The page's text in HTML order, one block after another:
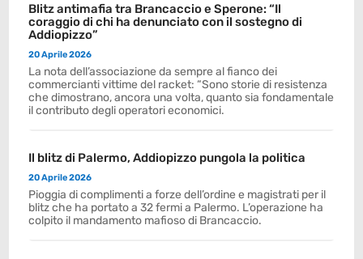
Blitz antimafia tra Brancaccio e Sperone: “Il
coraggio di chi ha denunciato con il sostegno di
Addiopizzo”
20 Aprile 2026
La nota dell’associazione da sempre al fianco dei
commercianti vittime del racket: “Sono storie di resistenza
che dimostrano, ancora una volta, quanto sia fondamentale
il contributo degli operatori economici.
Il blitz di Palermo, Addiopizzo pungola la politica
20 Aprile 2026
Pioggia di complimenti a forze dell’ordine e magistrati per il
blitz che ha portato a 32 fermi a Palermo. L’operazione ha
colpito il mandamento mafioso di Brancaccio.